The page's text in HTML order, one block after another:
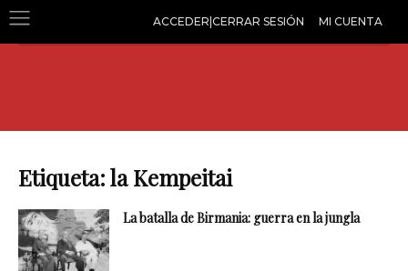
ACCEDER|CERRAR SESIÓN MI CUENTA
Etiqueta: la Kempeitai
La batalla de Birmania: guerra en la jungla